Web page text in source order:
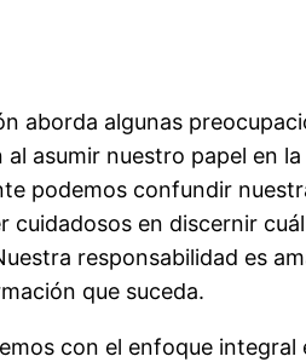
aborda algunas
al asumir nuestro papel en
podemos confundir
cuidadosos en discernir
responsabilidad es
que suceda.
con el enfoque